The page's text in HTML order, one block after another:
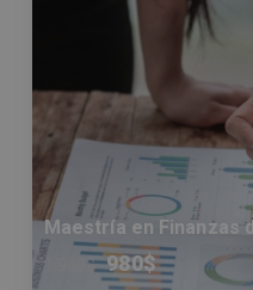
Maestría en Finanzas
1.960 $ 980$